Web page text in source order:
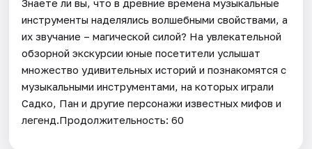
Знаете ли вы, что в древние времена музыкальные
инструменты наделялись волшебными свойствами, а
их звучание – магической силой? На увлекательной
обзорной экскурсии юные посетители услышат
множество удивительных историй и познакомятся с
музыкальными инструментами, на которых играли
Садко, Пан и другие персонажи известных мифов и
легенд.Продолжительность: 60